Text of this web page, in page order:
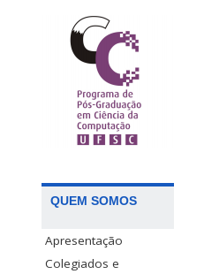
QUEM SOMOS
Apresentação
Colegiados e